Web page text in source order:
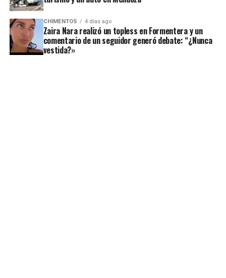
CHIMENTOS 4 días ago
Zaira Nara realizó un topless en Formentera y un
comentario de un seguidor generó debate: “¿Nunca
vestida?»